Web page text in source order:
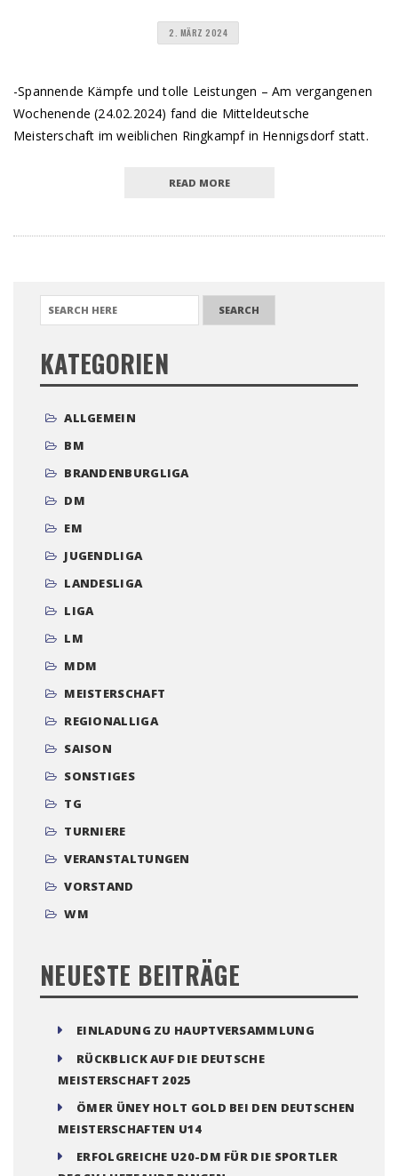
2. MÄRZ 2024
-Spannende Kämpfe und tolle Leistungen – Am vergangenen
Wochenende (24.02.2024) fand die Mitteldeutsche
Meisterschaft im weiblichen Ringkampf in Hennigsdorf statt.
READ MORE
KATEGORIEN
ALLGEMEIN
BM
BRANDENBURGLIGA
DM
EM
JUGENDLIGA
LANDESLIGA
LIGA
LM
MDM
MEISTERSCHAFT
REGIONALLIGA
SAISON
SONSTIGES
TG
TURNIERE
VERANSTALTUNGEN
VORSTAND
WM
NEUESTE BEITRÄGE
EINLADUNG ZU HAUPTVERSAMMLUNG
RÜCKBLICK AUF DIE DEUTSCHE
MEISTERSCHAFT 2025
ÖMER ÜNEY HOLT GOLD BEI DEN DEUTSCHEN
MEISTERSCHAFTEN U14
ERFOLGREICHE U20-DM FÜR DIE SPORTLER